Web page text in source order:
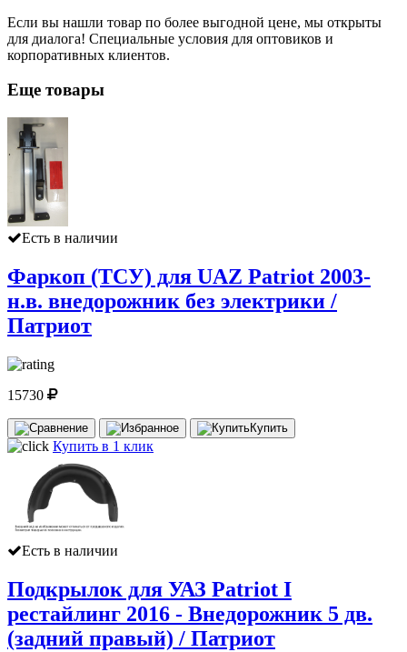
Если вы нашли товар по более выгодной цене, мы открыты
для диалога! Специальные условия для оптовиков и
корпоративных клиентов.
Еще товары
Есть в наличии
Фаркоп (ТСУ) для UAZ Patriot 2003-
н.в. внедорожник без электрики /
Патриот
15730
Купить
Купить в 1 клик
Есть в наличии
Подкрылок для УАЗ Patriot I
рестайлинг 2016 - Внедорожник 5 дв.
(задний правый) / Патриот